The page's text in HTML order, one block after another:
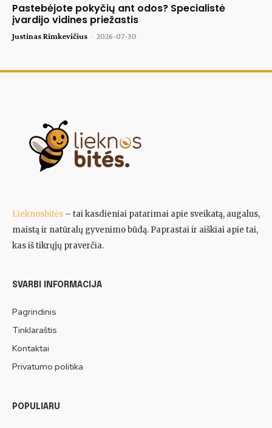
Pastebėjote pokyčių ant odos? Specialistė
įvardijo vidines priežastis
Justinas Rimkevičius - 2026-07-30
Lieknosbitės – tai kasdieniai patarimai apie sveikatą, augalus,
maistą ir natūralų gyvenimo būdą. Paprastai ir aiškiai apie tai,
kas iš tikrųjų praverčia.
SVARBI INFORMACIJA
Pagrindinis
Tinklaraštis
Kontaktai
Privatumo politika
POPULIARU